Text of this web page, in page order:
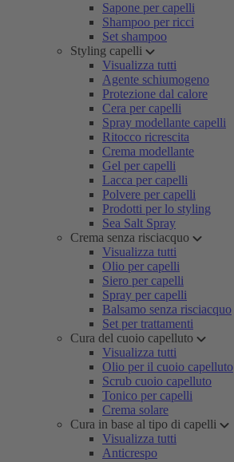
Sapone per capelli
Shampoo per ricci
Set shampoo
Styling capelli
Visualizza tutti
Agente schiumogeno
Protezione dal calore
Cera per capelli
Spray modellante capelli
Ritocco ricrescita
Crema modellante
Gel per capelli
Lacca per capelli
Polvere per capelli
Prodotti per lo styling
Sea Salt Spray
Crema senza risciacquo
Visualizza tutti
Olio per capelli
Siero per capelli
Spray per capelli
Balsamo senza risciacquo
Set per trattamenti
Cura del cuoio capelluto
Visualizza tutti
Olio per il cuoio capelluto
Scrub cuoio capelluto
Tonico per capelli
Crema solare
Cura in base al tipo di capelli
Visualizza tutti
Anticrespo